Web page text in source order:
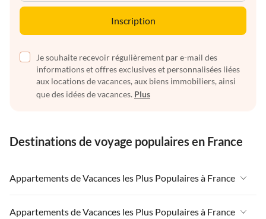
Inscription
Je souhaite recevoir régulièrement par e-mail des
informations et offres exclusives et personnalisées liées
aux locations de vacances, aux biens immobiliers, ainsi
que des idées de vacances. Plus
Destinations de voyage populaires en France
Appartements de Vacances les Plus Populaires à France
Appartements de Vacances à France
Appartements de Vacances les Plus Populaires à France